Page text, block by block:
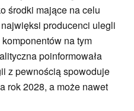
środki mające na celu
producenci ulegli
na tym
poinformowała
z pewnością spowoduje
rok 2028, a może nawet